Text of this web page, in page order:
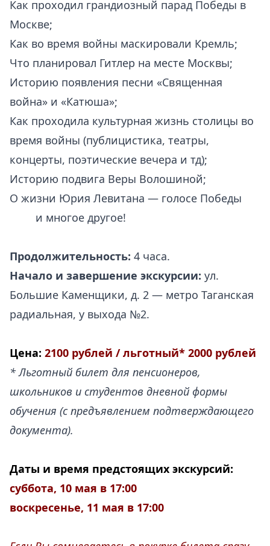
Как проходил грандиозный парад Победы в
Москве;
Как во время войны маскировали Кремль;
Что планировал Гитлер на месте Москвы;
Историю появления песни «Священная
война» и «Катюша»;
Как проходила культурная жизнь столицы во
время войны (публицистика, театры,
концерты, поэтические вечера и тд);
Историю подвига Веры Волошиной;
О жизни Юрия Левитана — голосе Победы
и многое другое!
Продолжительность: 4 часа.
Начало и завершение экскурсии: ул.
Большие Каменщики, д. 2 — метро Таганская
радиальная, у выхода №2.
Цена: 2100 рублей / льготный* 2000 рублей
* Льготный билет для пенсионеров,
школьников и студентов дневной формы
обучения (с предъявлением подтверждающего
документа).
Даты и время предстоящих экскурсий:
суббота, 10 мая в 17:00
воскресенье, 11 мая в 17:00